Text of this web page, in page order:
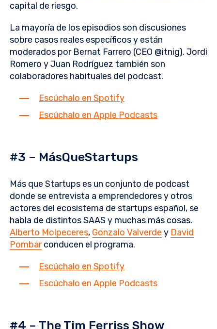
capital de riesgo.
La mayoría de los episodios son discusiones
sobre casos reales específicos y están
moderados por Bernat Farrero (CEO @itnig). Jordi
Romero y Juan Rodríguez también son
colaboradores habituales del podcast.
Escúchalo en Spotify
Escúchalo en Apple Podcasts
#3 – MásQueStartups
Más que Startups es un conjunto de podcast
donde se entrevista a emprendedores y otros
actores del ecosistema de startups español, se
habla de distintos SAAS y muchas más cosas.
Alberto Molpeceres, Gonzalo Valverde y David
Pombarconducen el programa.
Escúchalo en Spotify
Escúchalo en Apple Podcasts
#4 – The Tim Ferriss Show